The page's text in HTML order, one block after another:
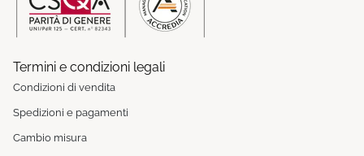
Termini e condizioni legali
Condizioni di vendita
Spedizioni e pagamenti
Cambio misura